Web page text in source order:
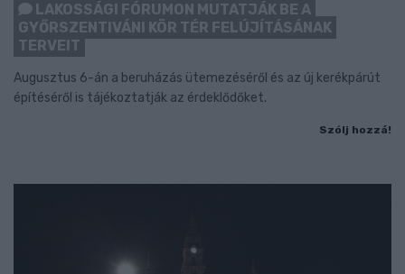
LAKOSSÁGI FÓRUMON MUTATJÁK BE A
GYŐRSZENTIVÁNI KÖR TÉR FELÚJÍTÁSÁNAK
TERVEIT
Augusztus 6-án a beruházás ütemezéséről és az új kerékpárút
építéséről is tájékoztatják az érdeklődőket.
Szólj hozzá!